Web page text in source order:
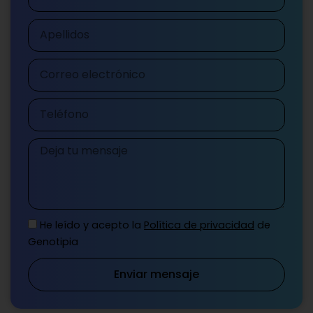
Apellidos
Correo
electrónico
Teléfono
Mensaje
He leído y acepto la Política de privacidad de
Genotipia
Enviar mensaje